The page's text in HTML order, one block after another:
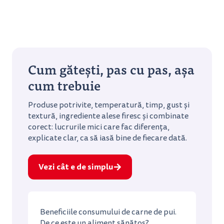
Cum gătești, pas cu pas, așa
cum trebuie
Produse potrivite, temperatură, timp, gust și
textură, ingrediente alese firesc și combinate
corect: lucrurile mici care fac diferența,
explicate clar, ca să iasă bine de fiecare dată.
Vezi cât e de simplu
Beneficiile consumului de carne de pui.